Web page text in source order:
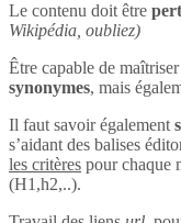
Le contenu doit être
Wikipédia, oubliez)
Être capable de
synonymes, mais
Il faut savoir également
s’aidant des balises
les critères pour chaque
(H1,h2,..).